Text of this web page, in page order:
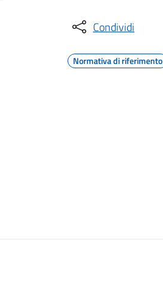
Condividi
Normativa di riferimento